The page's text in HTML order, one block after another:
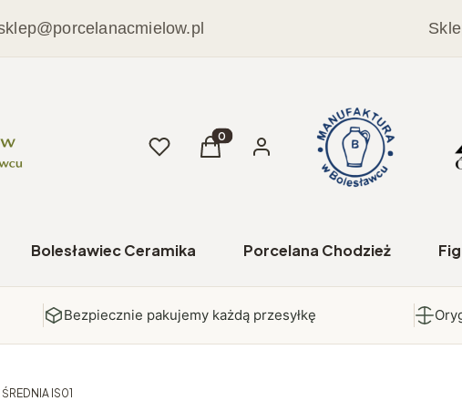
UlubioneProdukty w koszyku: 0. Zobacz
Koszyk Zaloguj się
Bolesławiec Ceramika Porcelana Chodzież
Bezpiecznie pakujemy każdą przesyłkę
IS01